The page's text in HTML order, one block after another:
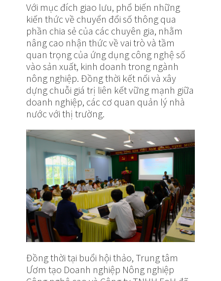
Với mục đích giao lưu, phổ biến những
kiến thức về chuyển đổi số thông qua
phần chia sẻ của các chuyên gia, nhằm
nâng cao nhận thức về vai trò và tầm
quan trọng của ứng dụng công nghệ số
vào sản xuất, kinh doanh trong ngành
nông nghiệp. Đồng thời kết nối và xây
dựng chuỗi giá trị liên kết vững mạnh giữa
doanh nghiệp, các cơ quan quản lý nhà
nước với thị trường.
Đồng thời tại buổi hội thảo, Trung tâm
Ươm tạo Doanh nghiệp Nông nghiệp